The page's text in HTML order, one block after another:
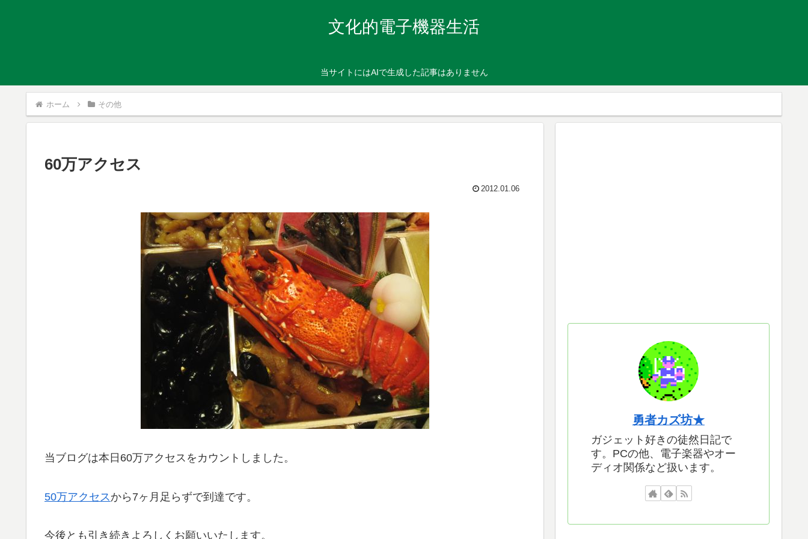
文化的電子機器生活
当サイトにはAIで生成した記事はありません
ホーム その他
60万アクセス
2012.01.06
当ブログは本日60万アクセスをカウントしました。
50万アクセス から7ヶ月足らずで到達です。
今後とも引き続きよろしくお願いいたします。
勇者カズ坊★
ガジェット好きの徒然日記で
す。PCの他、電子楽器やオー
ディオ関係など扱います。